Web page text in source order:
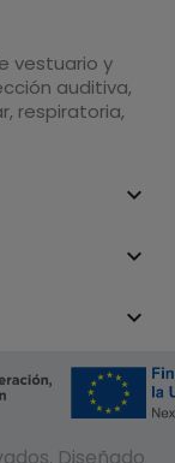
vestuario y
auditiva,
respiratoria,


